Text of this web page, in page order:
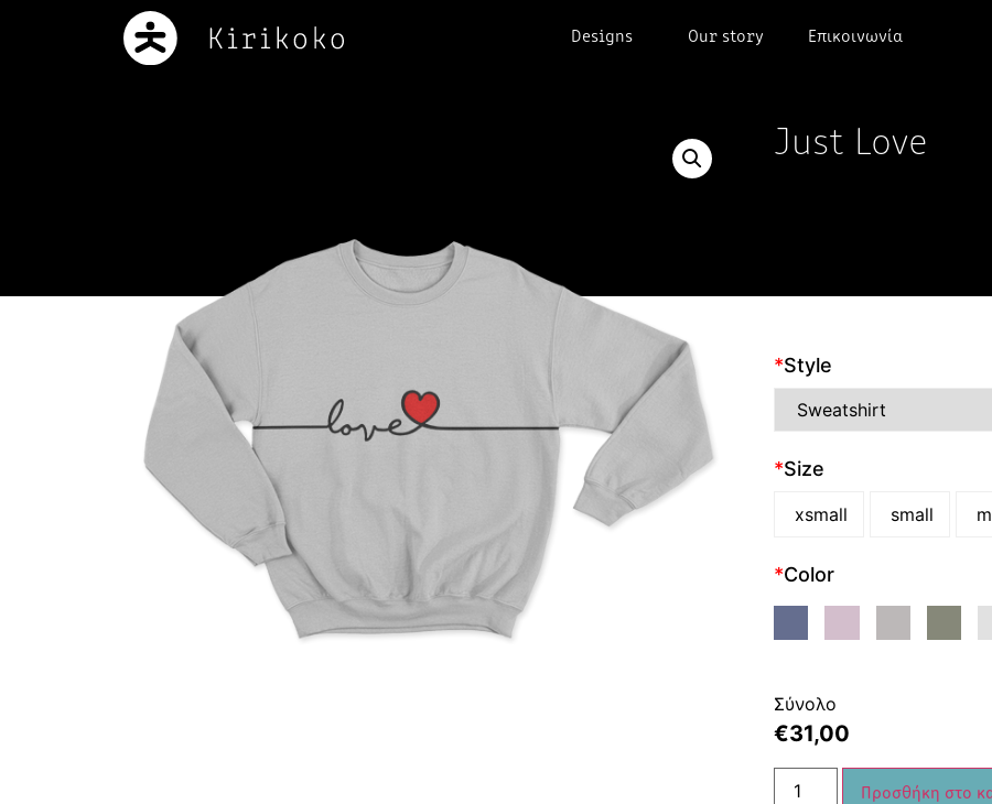
Designs Our story Επικοινωνία
Just Love
*Style
*Size
xsmall small
*Color
Σύνολο
€31,00
Προσθήκη στο